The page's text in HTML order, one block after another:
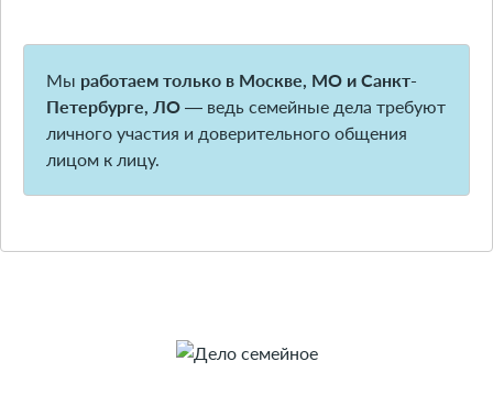
Мы работаем только в Москве, МО и Санкт-
Петербурге, ЛО — ведь семейные дела требуют
личного участия и доверительного общения
лицом к лицу.